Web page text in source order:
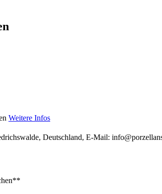
Weitere Infos
Deutschland, E-Mail: